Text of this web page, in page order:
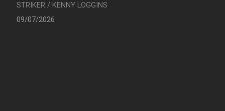
STRIKER / KENNY LOGGINS
09/07/2026